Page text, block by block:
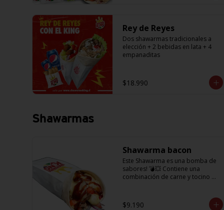
en los comentarios, si desea
agregar a todos debe agregar la
cantidad exacta igual a la cantidad
de shawarmas de la promoción)
Rey de Reyes
Dos shawarmas tradicionales a
elección + 2 bebidas en lata + 4
empanaditas
$18.990
Shawarmas
Shawarma bacon
Este Shawarma es una bomba de
sabores! 💣💥 Contiene una
combinación de carne y tocino
y la exquisita salsa BBQ
$9.190